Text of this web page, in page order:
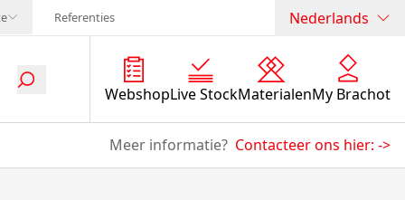
Referenties Nederlands
WebshopLive StockMaterialenMy Brachot
Meer informatie? Contacteer ons hier: ->